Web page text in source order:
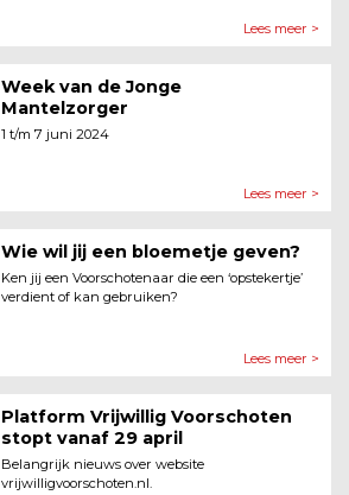
Lees meer >
Week van de Jonge
Mantelzorger
1 t/m 7 juni 2024
Lees meer >
Wie wil jij een bloemetje geven?
Ken jij een Voorschotenaar die een ‘opstekertje’
verdient of kan gebruiken?
Lees meer >
Platform Vrijwillig Voorschoten
stopt vanaf 29 april
Belangrijk nieuws over website
vrijwilligvoorschoten.nl.